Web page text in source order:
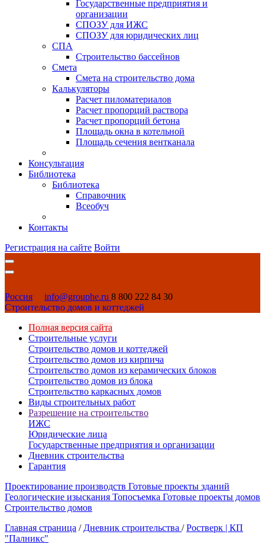
Государственные предприятия и
организации
СПОЗУ для ИЖС
СПОЗУ для юридических лиц
СПА
Строительство бассейнов
Смета
Смета на строительство дома
Калькуляторы
Расчет пиломатериалов
Расчет пропорций раствора
Расчет пропорций бетона
Площадь окна в котельной
Площадь сечения вентканала
Консультация
Библиотека
Библиотека
Справочник
Всеобуч
Контакты
Регистрация на сайте Войти
Россия info@grouphe.ru 8 800 222 84 30
Строительство домов и коттеджей
Полная версия сайта
Строительные услуги
Строительство домов и коттеджей
Строительство домов из кирпича
Строительство домов из керамических блоков
Строительство домов из блока
Строительство каркасных домов
Виды строительных работ
Разрешение на строительство
ИЖС
Юридические лица
Государственные предприятия и организации
Дневник строительства
Гарантия
Проектирование производств Готовые проекты зданий
Геологические изыскания Топосъемка Готовые проекты домов
Строительство домов
Главная страница / Дневник строительства / Ростверк | КП
"Палникс"